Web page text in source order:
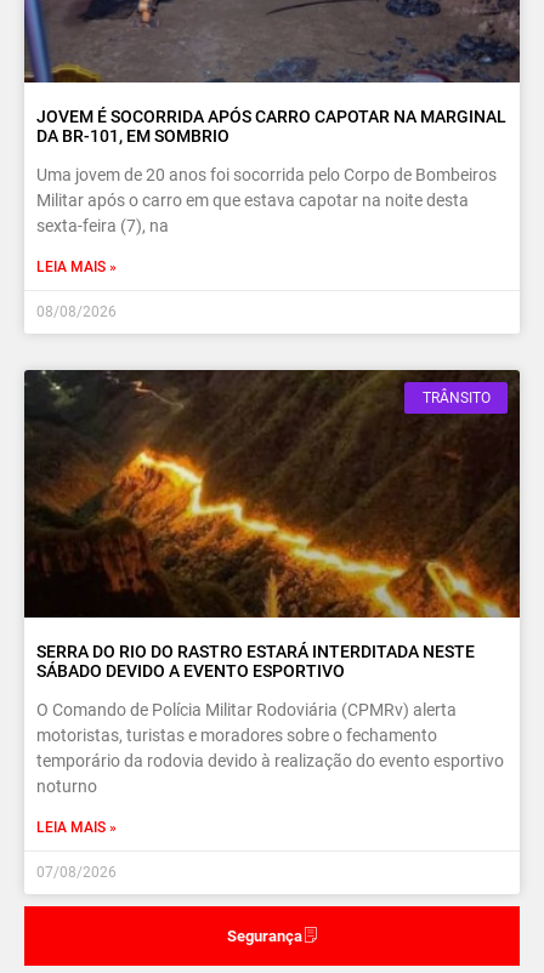
Segurança
JOVEM É SOCORRIDA APÓS CARRO CAPOTAR NA MARGINAL
DA BR-101, EM SOMBRIO
Uma jovem de 20 anos foi socorrida pelo Corpo de Bombeiros
Militar após o carro em que estava capotar na noite desta
sexta-feira (7), na
LEIA MAIS »
08/08/2026
TRÂNSITO
SERRA DO RIO DO RASTRO ESTARÁ INTERDITADA NESTE
SÁBADO DEVIDO A EVENTO ESPORTIVO
O Comando de Polícia Militar Rodoviária (CPMRv) alerta
motoristas, turistas e moradores sobre o fechamento
temporário da rodovia devido à realização do evento esportivo
noturno
LEIA MAIS »
07/08/2026